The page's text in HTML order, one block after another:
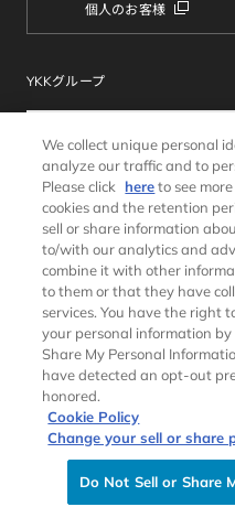
個人のお客様
YKKグループ
サイトマップ
個人情報保護方針
ソーシャルメディアポリシー
We collect unique personal
analyze our traffic and to
Please click
hereto see
cookies and the retention
sell or share information
to/with our analytics and
combine it with other
to them or that they have
services. You have the right
your personal information by
Share My Personal
have detected an opt-out
honored.
Cookie Policy
Change your sell or share
Do Not Sell or Share